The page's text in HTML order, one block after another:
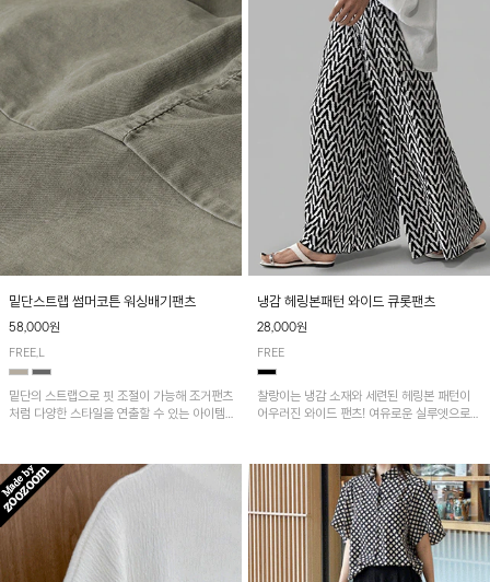
밑단스트랩 썸머코튼 워싱배기팬츠
58,000원
FREE,L
밑단의 스트랩으로 핏 조절이 가능해 조거팬츠
처럼 다양한 스타일을 연출할 수 있는 아이템!
냉감 헤링본패턴 와이드 큐롯팬츠
28,000원
FREE
찰랑이는 냉감 소재와 세련된 헤링본 패턴이
어우러진 와이드 팬츠! 여유로운 실루엣으로
다.